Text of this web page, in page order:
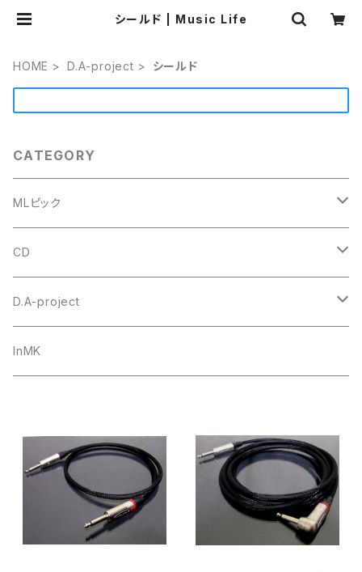
シールド | Music Life
HOME D.A-project シールド
CATEGORY
MLピック
#4 ミニトライアングル
セルロース
ポリアセタール
ウルテム
Triangle トライアングル オニギリ
JAZZ XL ジャズ
＃1 トライアングル
ポリアセタール
＃7 スモールティアドロップ
ポリアセタール
#14 スモールトライアングル
セルロース
#20 ルーク
CD
トゥクトゥクスキップ
goh
D.A-project
オリジナル
InMK